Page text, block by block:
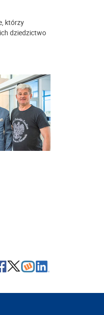
którzy
dziedzictwo